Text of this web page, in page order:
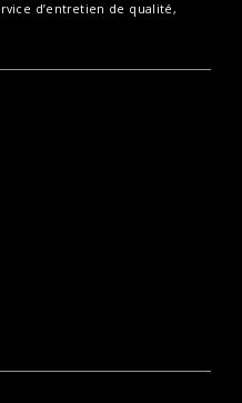
d’entretien de qualité,